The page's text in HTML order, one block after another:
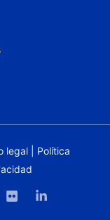
legal| Política